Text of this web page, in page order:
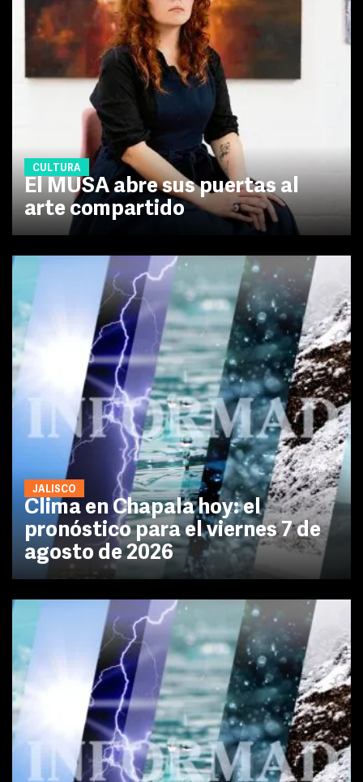
CULTURA
El MUSA abre sus puertas al
arte compartido
JALISCO
Clima en Chapala hoy: el
pronóstico para el viernes 7 de
agosto de 2026